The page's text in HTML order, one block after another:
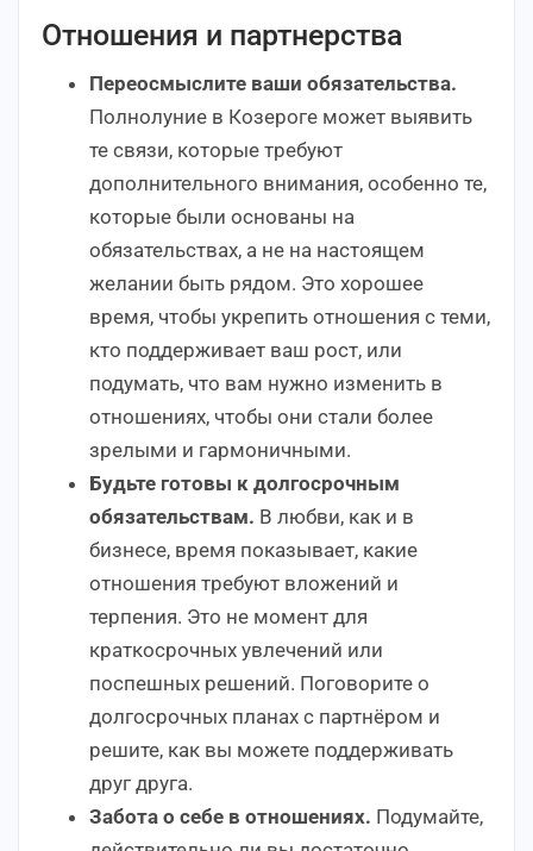
Отношения и партнерства
Переосмыслите ваши обязательства.
Полнолуние в Козероге может выявить
те связи, которые требуют
дополнительного внимания, особенно те,
которые были основаны на
обязательствах, а не на настоящем
желании быть рядом. Это хорошее
время, чтобы укрепить отношения с теми,
кто поддерживает ваш рост, или
подумать, что вам нужно изменить в
отношениях, чтобы они стали более
зрелыми и гармоничными.
Будьте готовы к долгосрочным
обязательствам. В любви, как и в
бизнесе, время показывает, какие
отношения требуют вложений и
терпения. Это не момент для
краткосрочных увлечений или
поспешных решений. Поговорите о
долгосрочных планах с партнёром и
решите, как вы можете поддерживать
друг друга.
Забота о себе в отношениях. Подумайте,